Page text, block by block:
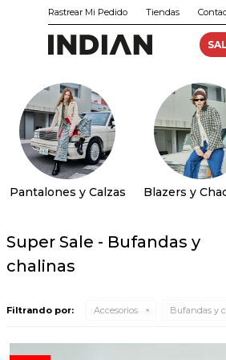
Rastrear Mi Pedido Tiendas
Pantalones y Calzas Blazers y
Super Sale - Bufandas y
chalinas
Filtrando por: Accesorios Bufandas y